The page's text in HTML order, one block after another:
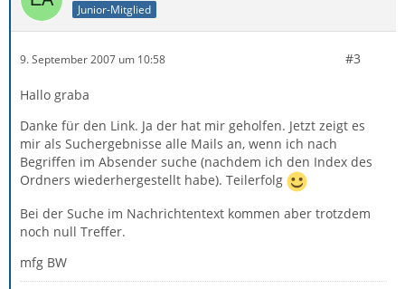
Junior-Mitglied
9. September 2007 um 10:58 #3
Hallo graba
Danke für den Link. Ja der hat mir geholfen. Jetzt zeigt es
mir als Suchergebnisse alle Mails an, wenn ich nach
Begriffen im Absender suche (nachdem ich den Index des
Ordners wiederhergestellt habe). Teilerfolg
Bei der Suche im Nachrichtentext kommen aber trotzdem
noch null Treffer.
mfg BW